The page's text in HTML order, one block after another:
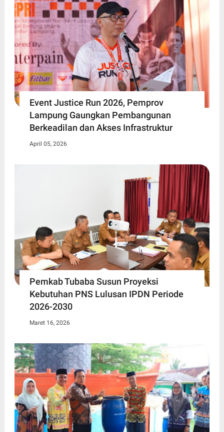
Event Justice Run 2026, Pemprov
Lampung Gaungkan Pembangunan
Berkeadilan dan Akses Infrastruktur
April 05, 2026
Pemkab Tubaba Susun Proyeksi
Kebutuhan PNS Lulusan IPDN Periode
2026-2030
Maret 16, 2026